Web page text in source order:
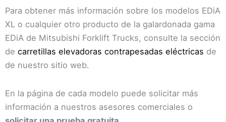
Para obtener más información sobre los modelos EDiA
XL o cualquier otro producto de la galardonada gama
EDiA de Mitsubishi Forklift Trucks, consulte la sección
de carretillas elevadoras contrapesadas eléctricas de
de nuestro sitio web.
En la página de cada modelo puede solicitar más
información a nuestros asesores comerciales o